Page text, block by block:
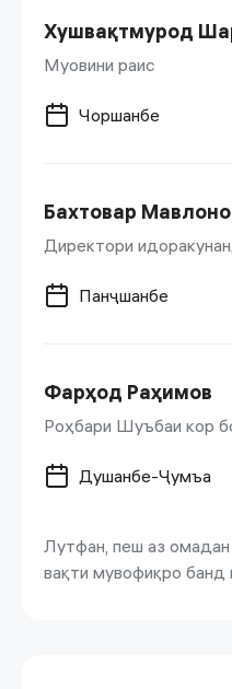
Хушвақтмурод
Муовини раис
Чоршанбе
Бахтовар
Директори
Панҷшанбе
Фарҳод Раҳимов
Роҳбари Шуъбаи кор
Душанбе-Ҷумъа
Лутфан, пеш аз
вақти мувофиқро банд